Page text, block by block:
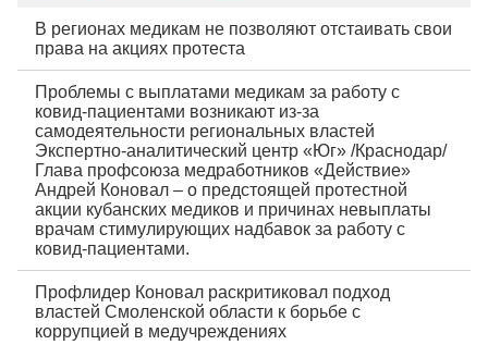
В регионах медикам не позволяют отстаивать свои
права на акциях протеста
Проблемы с выплатами медикам за работу с
ковид-пациентами возникают из-за
самодеятельности региональных властей
Экспертно-аналитический центр «Юг» /Краснодар/
Глава профсоюза медработников «Действие»
Андрей Коновал – о предстоящей протестной
акции кубанских медиков и причинах невыплаты
врачам стимулирующих надбавок за работу с
ковид-пациентами.
Профлидер Коновал раскритиковал подход
властей Смоленской области к борьбе с
коррупцией в медучреждениях